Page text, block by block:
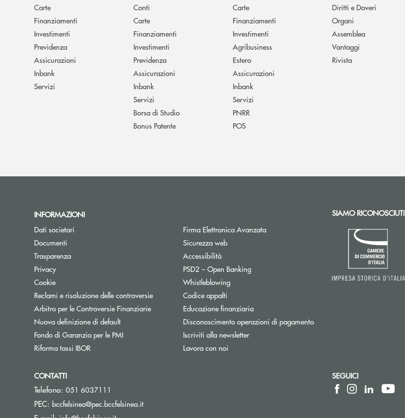
Carte
Finanziamenti
Investimenti
Previdenza
Assicurazioni
Inbank
Servizi
Conti
Carte
Finanziamenti
Investimenti
Previdenza
Assicurazioni
Inbank
Servizi
Borsa di Studio
Bonus Patente
Carte
Finanziamenti
Investimenti
Agribusiness
Estero
Assicurazioni
Inbank
Servizi
PNRR
POS
Diritti e Doveri
Organi
Assemblea
Vantaggi
Rivista
INFORMAZIONI
Dati societari
Documenti
Trasparenza
PrivacyApre una nuova finestra
CookieApre una nuova finestra
Reclami e risoluzione delle controversieApre una nuova finestra
Arbitro per le Controversie FinanziarieApre una nuova finestra
Nuova definizione di default
Fondo di Garanzia per le PMIApre una nuova finestra
Riforma tassi IBORApre una nuova finestra
Firma Elettronica AvanzataApre una nuova finestra
Sicurezza web
Accessibilità
PSD2 – Open BankingApre una nuova finestra
Whistleblowing
Codice appalti
Educazione finanziaria
Disconoscimento operazioni di pagamento
Iscriviti alla newsletterApre una nuova finestra
Lavora con noi
SIAMO RICONOSCIUTI
CONTATTI
Telefono: 051 6037111
PEC: bccfelsinea@pec.bccfelsinea.it(si apre l’app di posta elettronica)
SEGUICI